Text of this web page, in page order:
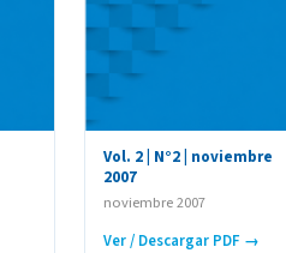
Vol. 2 | N°2 | noviembre
2007
noviembre 2007
Ver / Descargar PDF →